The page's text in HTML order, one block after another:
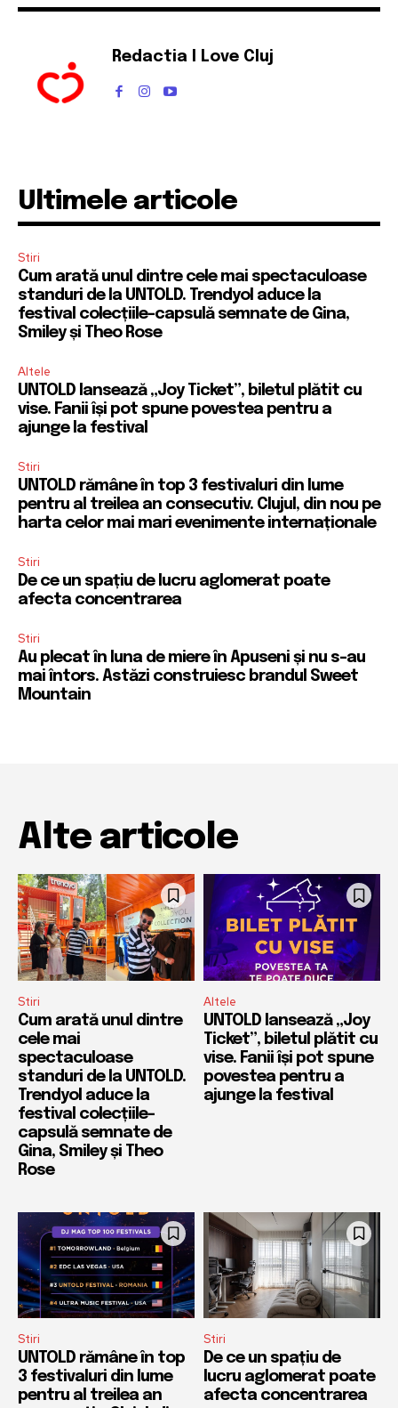
Redactia I Love Cluj
Ultimele articole
Stiri
Cum arată unul dintre cele mai spectaculoase
standuri de la UNTOLD. Trendyol aduce la
festival colecțiile-capsulă semnate de Gina,
Smiley și Theo Rose
Altele
UNTOLD lansează „Joy Ticket”, biletul plătit cu
vise. Fanii își pot spune povestea pentru a
ajunge la festival
Stiri
UNTOLD rămâne în top 3 festivaluri din lume
pentru al treilea an consecutiv. Clujul, din nou pe
harta celor mai mari evenimente internaționale
Stiri
De ce un spațiu de lucru aglomerat poate
afecta concentrarea
Stiri
Au plecat în luna de miere în Apuseni și nu s-au
mai întors. Astăzi construiesc brandul Sweet
Mountain
Alte articole
Stiri
Cum arată unul dintre
cele mai
spectaculoase
standuri de la UNTOLD.
Trendyol aduce la
festival colecțiile-
capsulă semnate de
Gina, Smiley și Theo
Rose
Altele
UNTOLD lansează „Joy
Ticket”, biletul plătit cu
vise. Fanii își pot spune
povestea pentru a
ajunge la festival
Stiri
UNTOLD rămâne în top
3 festivaluri din lume
pentru al treilea an
Stiri
De ce un spațiu de
lucru aglomerat poate
afecta concentrarea